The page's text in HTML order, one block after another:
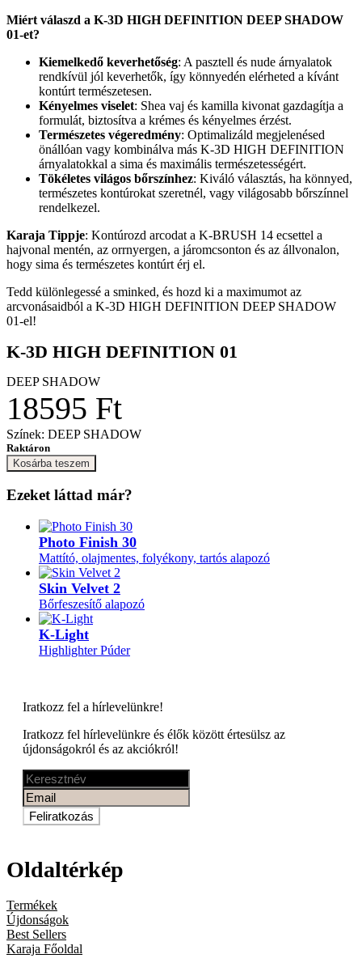
Miért válaszd a K-3D HIGH DEFINITION DEEP SHADOW
01-et?
Kiemelkedő keverhetőség: A pasztell és nude árnyalatok
rendkívül jól keverhetők, így könnyedén elérheted a kívánt
kontúrt természetesen.
Kényelmes viselet: Shea vaj és kamilla kivonat gazdagítja a
formulát, biztosítva a krémes és kényelmes érzést.
Természetes végeredmény: Optimalizáld megjelenésed
önállóan vagy kombinálva más K-3D HIGH DEFINITION
árnyalatokkal a sima és maximális természetességért.
Tökéletes világos bőrszínhez: Kiváló választás, ha könnyed,
természetes kontúrokat szeretnél, vagy világosabb bőrszínnel
rendelkezel.
Karaja Tippje: Kontúrozd arcodat a K-BRUSH 14 ecsettel a
hajvonal mentén, az orrnyergen, a járomcsonton és az állvonalon,
hogy sima és természetes kontúrt érj el.
Tedd különlegessé a sminked, és hozd ki a maximumot az
arcvonásaidból a K-3D HIGH DEFINITION DEEP SHADOW
01-el!
K-3D HIGH DEFINITION 01
DEEP SHADOW
18595 Ft
Színek: DEEP SHADOW
Raktáron
Kosárba teszem
Ezeket láttad már?
Photo Finish 30
Mattító, olajmentes, folyékony, tartós alapozó
Skin Velvet 2
Bőrfeszesítő alapozó
K-Light
Highlighter Púder
Iratkozz fel a hírlevelünkre!
Iratkozz fel hírlevelünkre és élők között értesülsz az
újdonságokról és az akciókról!
Feliratkozás
Oldaltérkép
Termékek
Újdonságok
Best Sellers
Karaja Főoldal